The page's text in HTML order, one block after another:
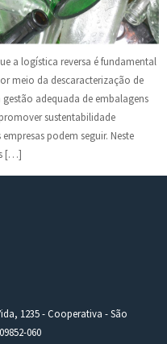
a logística reversa é fundamental
meio da descaracterização de
adequada de embalagens
sustentabilidade
podem seguir. Neste
[…]
1235 - Cooperativa - São
060